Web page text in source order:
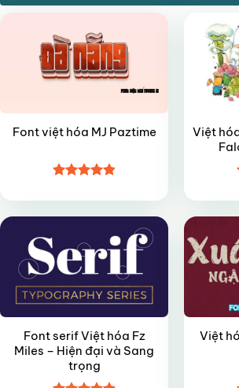
Font việt hóa MJ Paztime
hạng4.85
Việt
Font serif Việt hóa Fz
Miles – Hiện đại và Sang
trọng
Việt